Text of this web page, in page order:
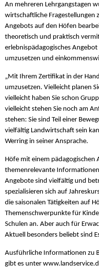
An mehreren Lehrgangstagen
wirtschaftliche Fragestellungen
Angebots auf den Höfen
theoretisch und praktisch
erlebnispädagogisches
umzusetzen und
„Mit Ihrem Zertifikat in der
umzusetzen. Vielleicht planen
vielleicht haben Sie schon
vielleicht stehen Sie noch am
stehen: Sie sind Teil einer
vielfältig Landwirtschaft sein
Werring in seiner Ansprache.
Höfe mit einem pädagogischen
themenrelevante
Angebote sind vielfältig und
spezialisieren sich auf
die saisonalen Tätigkeiten auf
Themenschwerpunkte für
Schulen an. Aber auch für
Aktuell besonders beliebt sind
Ausführliche Informationen zu
gibt es unter